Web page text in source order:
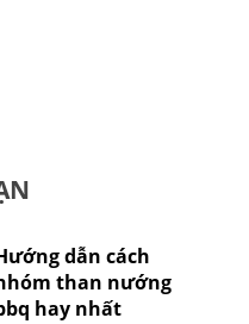
dẫn cách
than nướng
hay nhất